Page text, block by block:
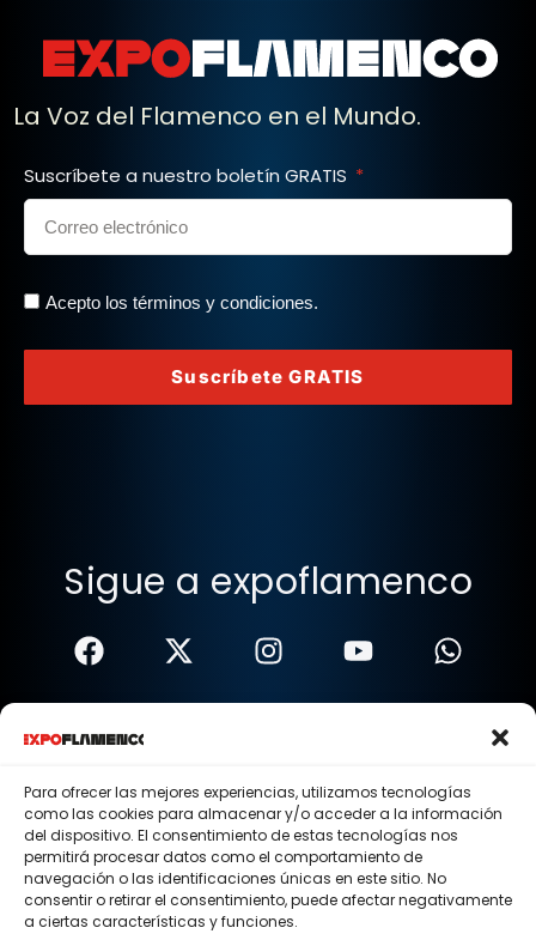
Para ofrecer las mejores experiencias, utilizamos tecnologías
como las cookies para almacenar y/o acceder a la información
del dispositivo. El consentimiento de estas tecnologías nos
permitirá procesar datos como el comportamiento de
navegación o las identificaciones únicas en este sitio. No
consentir o retirar el consentimiento, puede afectar negativamente
a ciertas características y funciones.
La Voz del Flamenco en el Mundo.
Suscríbete a nuestro boletín GRATIS
Acepto los términos y condiciones.
Suscríbete GRATIS
Sigue a expoflamenco
Términos Y Condiciones
Política De Privacidad
Política De Cookies
Aviso Legal
© 2015 - 2026 . Todos los derechos reservados.